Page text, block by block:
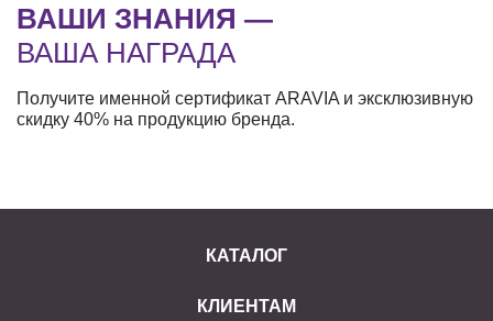
ВАШИ ЗНАНИЯ —
ВАША НАГРАДА
Получите именной сертификат ARAVIA и эксклюзивную
скидку 40% на продукцию бренда.
КАТАЛОГ
КЛИЕНТАМ